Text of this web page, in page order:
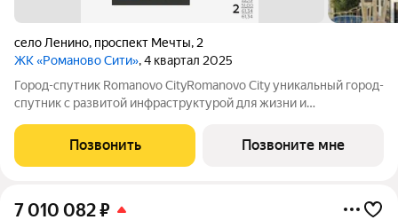
село Ленино, проспект Мечты, 2
ЖК «Романово Сити», 4 квартал 2025
Город-спутник Romanovo CityRomanovo City уникальный город-
спутник с развитой инфраструктурой для жизни и
расположен в 8 км от Липецка, общая площадь 100 га.
Перспективная численность населения
Позвонить Позвоните мне
7 010 082₽